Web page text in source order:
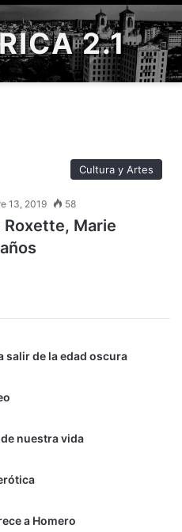
2.1
Cultura y Artes
13, 2019 58
Marie
salir de la edad oscura
de nuestra vida
a Homero